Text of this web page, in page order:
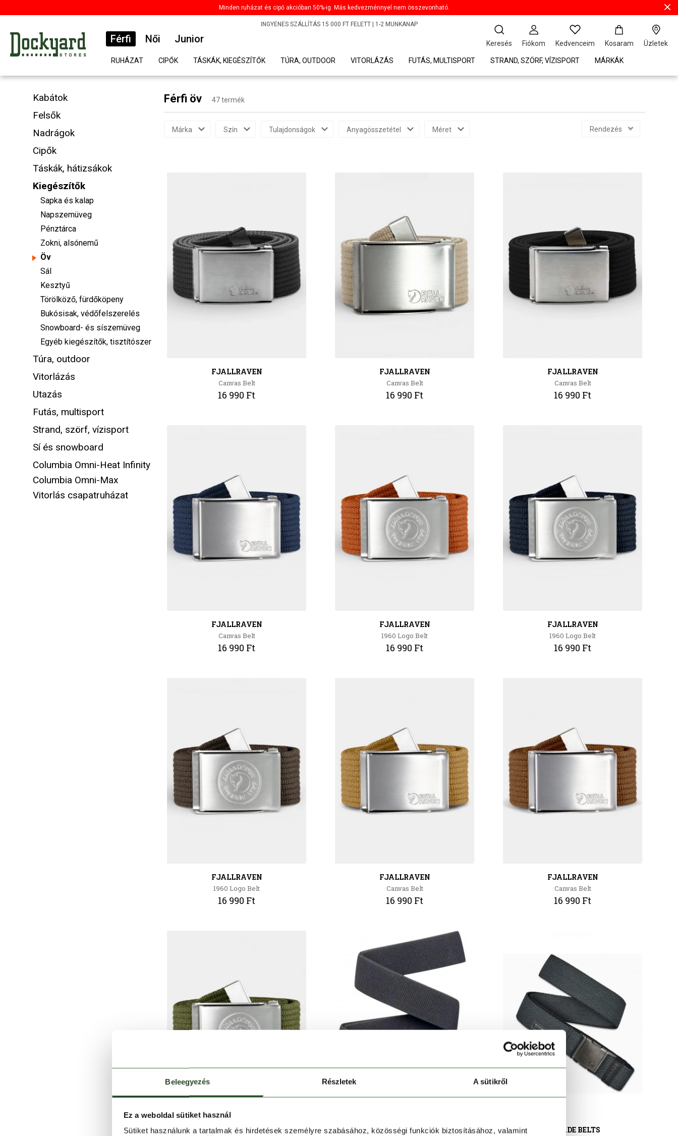
Beleegyezés Részletek A sütikről
Ez a weboldal sütiket használ
Sütiket használunk a tartalmak és hirdetések személyre szabásához, közösségi funkciók biztosításához, valamint
Minden ruházat és cipő akcióban 50%-ig. Más kedvezménnyel nem összevonható.
INGYENES SZÁLLÍTÁS 15 000 FT FELETT | 1-2 MUNKANAP
Férfi Női Junior
RUHÁZAT CIPŐK TÁSKÁK, KIEGÉSZÍTŐK TÚRA, OUTDOOR VITORLÁZÁS FUTÁS, MULTISPORT STRAND, SZÖRF, VÍZISPORT MÁRKÁK
Keresés Fiókom Kedvenceim Kosaram Üzletek
Kabátok
Felsők
Nadrágok
Cipők
Táskák, hátizsákok
Kiegészítők
Sapka és kalap
Napszemüveg
Pénztárca
Zokni, alsónemű
Öv
Sál
Kesztyű
Törölköző, fürdőköpeny
Bukósisak, védőfelszerelés
Snowboard- és síszemüveg
Egyéb kiegészítők, tisztítószer
Túra, outdoor
Vitorlázás
Utazás
Futás, multisport
Strand, szörf, vízisport
Sí és snowboard
Columbia Omni-Heat Infinity
Columbia Omni-Max
Vitorlás csapatruházat
Férfi öv 47 termék
Márka Szín Tulajdonságok Anyagösszetétel Méret Rendezés
FJALLRAVEN
Canvas Belt
16 990 Ft
FJALLRAVEN
Canvas Belt
16 990 Ft
FJALLRAVEN
Canvas Belt
16 990 Ft
FJALLRAVEN
Canvas Belt
16 990 Ft
FJALLRAVEN
1960 Logo Belt
16 990 Ft
FJALLRAVEN
1960 Logo Belt
16 990 Ft
FJALLRAVEN
1960 Logo Belt
16 990 Ft
FJALLRAVEN
Canvas Belt
16 990 Ft
FJALLRAVEN
Canvas Belt
16 990 Ft
FJALLRAVEN ARCADE BELTS ARCADE BELTS